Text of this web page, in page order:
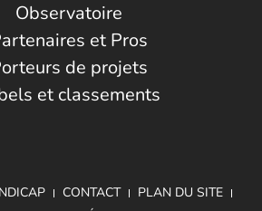
Observatoire
et Pros
de projets
et classements
CONTACT
PLAN DU SITE